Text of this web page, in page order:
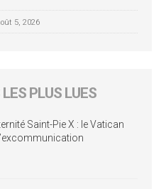
5, 2026
PLUS LUES
Saint-Pie X : le Vatican